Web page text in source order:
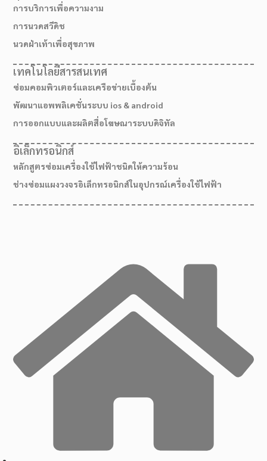
เส้นทางมาโรงเรียน
การบริการเพื่อความงาม
การนวดสวีดิช
นวดฝ่าเท้าเพื่อสุขภาพ
เทคโนโลยีสารสนเทศ
ซ่อมคอมพิวเตอร์และเครือข่ายเบื้องต้น
พัฒนาแอพพลิเคชั่นระบบ ios & android
การออกแบบและผลิตสื่อโฆษณาระบบดิจิทัล
อิเล็กทรอนิกส์
หลักสูตรซ่อมเครื่องใช้ไฟฟ้าชนิดให้ความร้อน
ช่างซ่อมแผงวงจรอิเล็กทรอนิกส์ในอุปกรณ์เครื่องใช้ไฟฟ้า